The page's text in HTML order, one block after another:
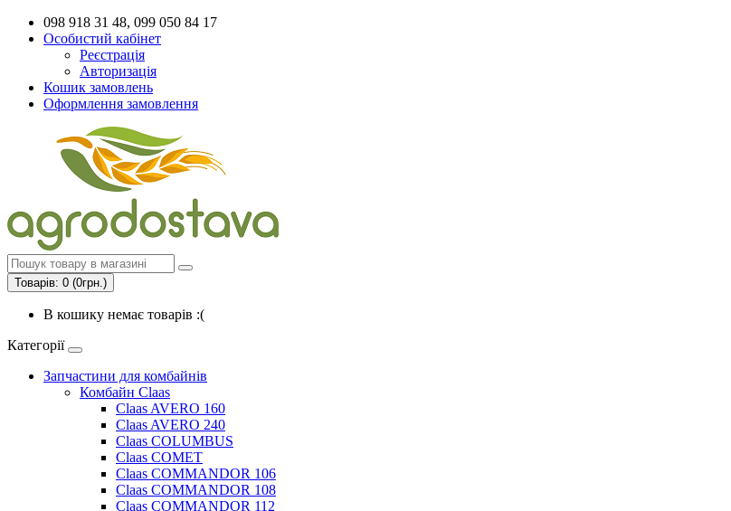
098 918 31 48, 099 050 84 17
Особистий кабінет
Реєстрація
Авторизація
Кошик замовлень
Оформлення замовлення
Товарів: 0 (0грн.)
В кошику немає товарів :(
Категорії
Запчастини для комбайнів
Комбайн Claas
Claas AVERO 160
Claas AVERO 240
Claas COLUMBUS
Claas COMET
Claas COMMANDOR 106
Claas COMMANDOR 108
Claas COMMANDOR 112